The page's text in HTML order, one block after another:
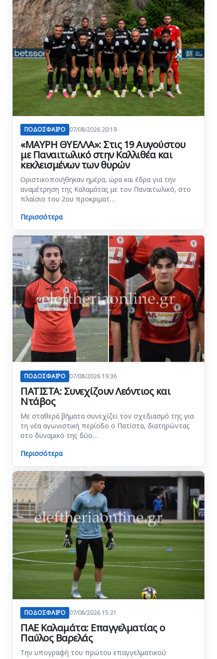
ΠΟΔΟΣΦΑΙΡΟ 07/08/2026 20:19
«ΜΑΥΡΗ ΘΥΕΛΛΑ»: Στις 19 Αυγούστου
με Παναιτωλικό στην Καλλιθέα και
κεκλεισμένων των θυρών
Οριστικοποιήθηκαν ημέρα, ώρα και έδρα για την
αναμέτρηση της Καλαμάτας με τον Παναιτωλικό, στο
πλαίσιο του 2ου προκριματ…
Περισσότερα
ΠΟΔΟΣΦΑΙΡΟ 07/08/2026 19:36
ΠΑΤΙΣΤΑ: Συνεχίζουν Λεόντιος και
Ντάβος
Με σταθερά βήματα συνεχίζει τον σχεδιασμό της για
τη νέα αγωνιστική περίοδο ο Πατίστα, διατηρώντας
στο δυναμικό της δύο…
Περισσότερα
ΠΟΔΟΣΦΑΙΡΟ 07/08/2026 15:21
ΠΑΕ Καλαμάτα: Επαγγελματίας ο
Παύλος Βαρελάς
Την υπογραφή του πρώτου επαγγελματικού